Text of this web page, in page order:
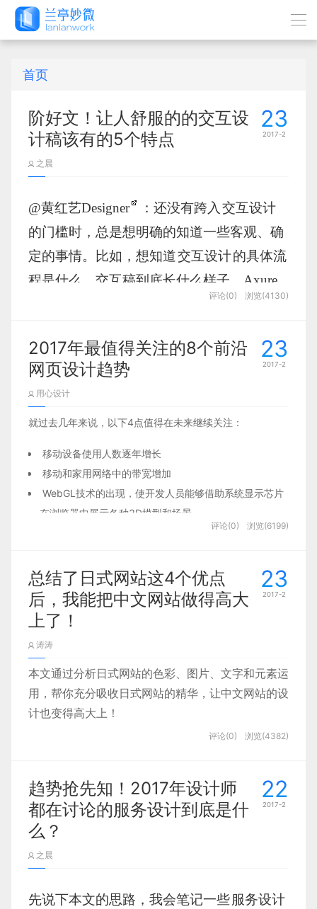
首页
23
2017-2
阶好文！让人舒服的的交互设
计稿该有的5个特点
之晨
@黄红艺Designer ：还没有跨入 交互设计
的门槛时，总是想明确的知道一些客观、确
定的事情。比如，想知道交互设计的具体流
程是什么，交互稿到底长什么样子，Axure
中的Case 用例怎么用以及加载动画怎么做，
为模板。
评论(0) 浏览(4130)
23
2017-2
2017年最值得关注的8个前沿
网页设计趋势
用心设计
就过去几年来说，以下4点值得在未来继续关注：
移动设备使用人数逐年增长
移动和家用网络中的带宽增加
WebGL技术的出现，使开发人员能够借助系统显示芯片
在浏览器中展示各种3D模型和场景
HTML5，CSS3的广泛应用及JS框架技术的崛起
评论(0) 浏览(6199)
23
2017-2
总结了日式网站这4个优点
后，我能把中文网站做得高大
上了！
涛涛
本文通过分析日式网站的色彩、图片、文字和元素运
用，帮你充分吸收日式网站的精华，让中文网站的设
计也变得高大上！
评论(0) 浏览(4382)
22
2017-2
趋势抢先知！2017年设计师
都在讨论的服务设计到底是什
么？
之晨
先说下本文的思路，我会笔记一些服务设计